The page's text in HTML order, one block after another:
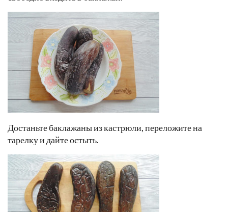
Достаньте баклажаны из кастрюли, переложите на
тарелку и дайте остыть.